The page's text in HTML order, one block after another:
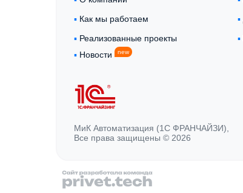
▪︎ Как мы работаем
▪︎ Новости new
▪︎
▪︎ Реализованные проекты
МиК Автоматизация (1С ФРАНЧАЙЗИ),
Все права защищены © 2026
▪︎